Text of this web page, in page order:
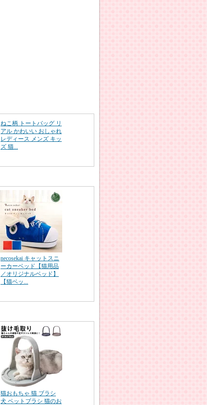
ねこ柄 トートバッグ リ
アル かわいい おしゃれ
レディース メンズ キッ
ズ 猫...
necosekai キャットスニ
ーカーベッド【猫用品
／オリジナルベッド】
【猫ベッ...
猫おもちゃ 猫 ブラシ
犬 ペットブラシ 猫のお